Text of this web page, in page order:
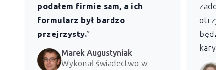
podałem firmie sam, a ich
formularz był bardzo
przejrzysty.”
Marek Augustyniak
Wykonał świadectwo w
kary